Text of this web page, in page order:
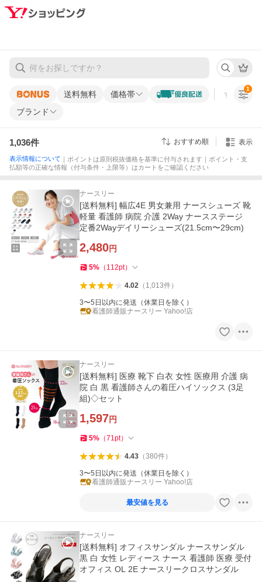
送料無料 価格帯 すべての条
ブランド
1
1,036件 おすすめ順 表示
表示情報について ｜ポイントは原則税抜価格を基準に付与されます｜ポイント・支
払額等の正確な情報（付与条件・上限等）はカートをご確認ください
ナースリー
[送料無料] 幅広4E 男女兼用 ナースシューズ 靴
軽量 看護師 病院 介護 2Way ナースステージ
定番2Wayデイリーシューズ(21.5cm〜29cm)
2,480円
5% （ 112pt）
4.02（ 1,013件）
3〜5日以内に発送（休業日を除く）
看護師通販ナースリー Yahoo!店
ナースリー
[送料無料] 医療 靴下 白衣 女性 医療用 介護 病
院 白 黒 看護師さんの着圧ハイソックス (3足
組)◇セット
1,597円
5% （71pt）
4.43（380件）
3〜5日以内に発送（休業日を除く）
看護師通販ナースリー Yahoo!店
最安値を見る
ナースリー
[送料無料] オフィスサンダル ナースサンダル
黒 白 女性 レディース ナース 看護師 医療 受付
オフィス OL 2E ナースリークロスサンダル